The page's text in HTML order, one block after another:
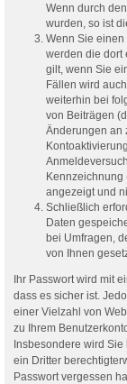
Wenn durch
wurden, so ist
Wenn Sie
werden die dort
gilt, wenn Sie
Fällen wird
weiterhin bei
von Beiträgen
Änderungen an
Kennzeichnung
angezeigt und
Schließlich
Daten
bei Umfragen,
von Ihnen
Ihr Passwort wird mit
dass es sicher ist.
einer Vielzahl von
zu Ihrem
Insbesondere wird
ein Dritter
Passwort vergessen